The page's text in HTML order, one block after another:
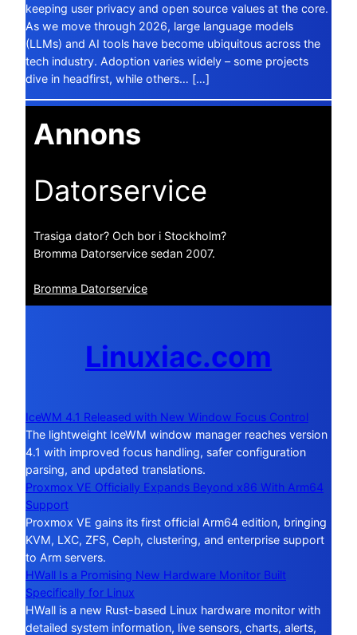
keeping user privacy and open source values at the core.
As we move through 2026, large language models
(LLMs) and AI tools have become ubiquitous across the
tech industry. Adoption varies widely – some projects
dive in headfirst, while others… […]
Annons
Datorservice
Trasiga dator? Och bor i Stockholm?
Bromma Datorservice sedan 2007.
Bromma Datorservice
Linuxiac.com
IceWM 4.1 Released with New Window Focus Control
The lightweight IceWM window manager reaches version
4.1 with improved focus handling, safer configuration
parsing, and updated translations.
Proxmox VE Officially Expands Beyond x86 With Arm64
Support
Proxmox VE gains its first official Arm64 edition, bringing
KVM, LXC, ZFS, Ceph, clustering, and enterprise support
to Arm servers.
HWall Is a Promising New Hardware Monitor Built
Specifically for Linux
HWall is a new Rust-based Linux hardware monitor with
detailed system information, live sensors, charts, alerts,